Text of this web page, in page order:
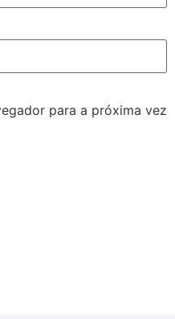
para a próxima vez